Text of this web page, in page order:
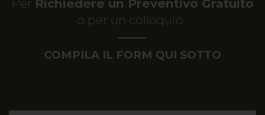
Per Richiedere un Preventivo Gratuito
o per un colloquio.
COMPILA IL FORM QUI SOTTO